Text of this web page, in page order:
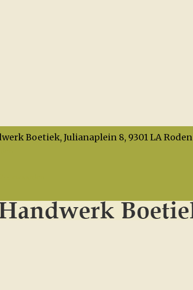
Boetiek, Julianaplein 8, 9301 LA Roden